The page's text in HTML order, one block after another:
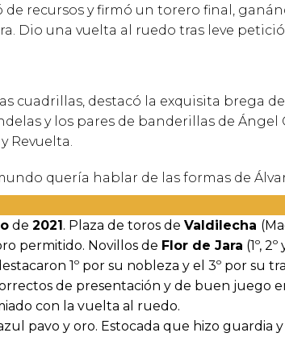
de recursos y firmó un torero final, ganá
Dio una vuelta al ruedo tras leve petició
cuadrillas, destacó la exquisita brega
y los pares de banderillas de Ángel
Revuelta.
quería hablar de las formas de
de 2021. Plaza de toros de Valdilecha
permitido. Novillos de Flor de Jara (1º,
1º por su nobleza y el 3º por su
correctos de presentación y de buen juego
con la vuelta al ruedo.
pavo y oro. Estocada que hizo guardia